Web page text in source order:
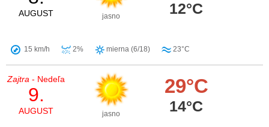
AUGUST jasno 12°C
15 km/h 2% mierna (6/18) 23°C
Zajtra - Nedeľa
9.
AUGUST jasno
29°C
14°C